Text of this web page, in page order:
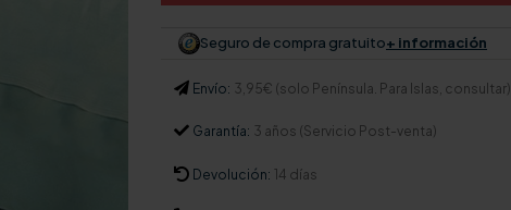
Seguro de compra gratuito+ información
Envío: 3,95€ (solo Península. Para Islas, consultar)
Garantía: 3 años (Servicio Post-venta)
Devolución: 14 días